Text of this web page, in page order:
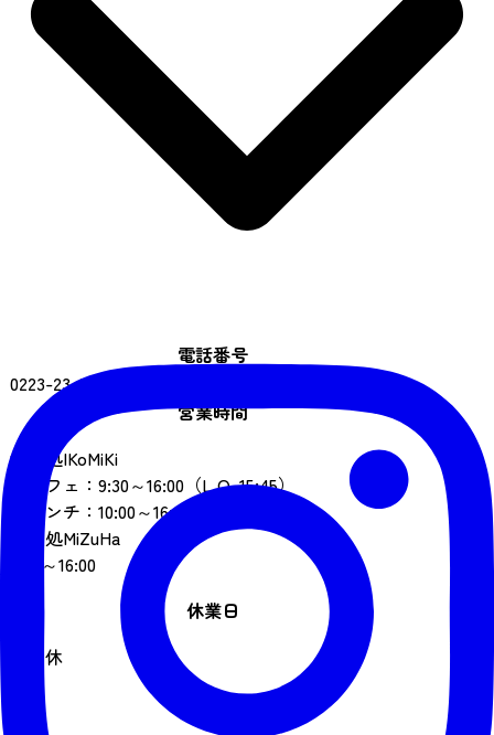
電話番号
0223-23-0950
営業時間
食事処IKoMiKi
カフェ：9:30～16:00（L.O. 15:45）
ランチ：10:00～16:00（L.O. 15:30）
土産処MiZuHa
9:00～16:00
休業日
不定休
駐車場